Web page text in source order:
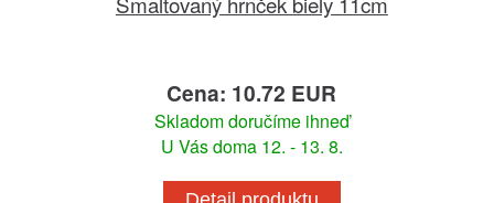
Cena: 10.72 EUR
Skladom doručíme ihneď
U Vás doma 12. - 13. 8.